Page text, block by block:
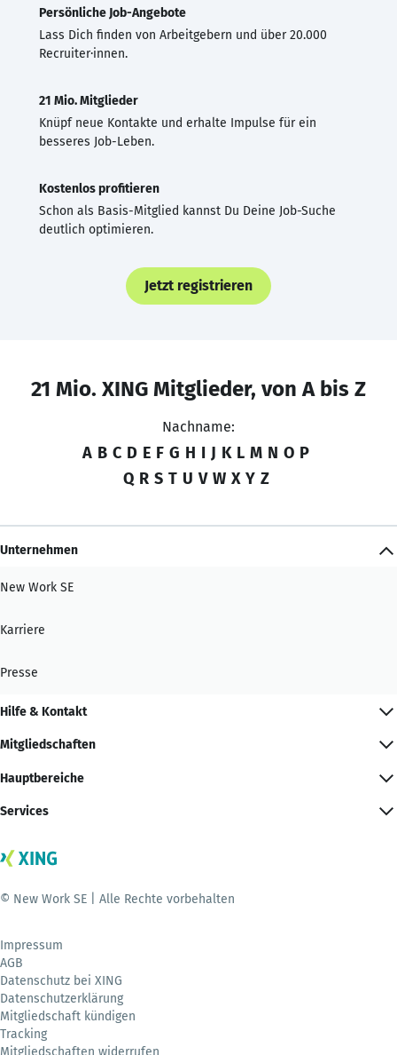
Persönliche Job-Angebote
Lass Dich finden von Arbeitgebern und über 20.000
Recruiter·innen.
21 Mio. Mitglieder
Knüpf neue Kontakte und erhalte Impulse für ein
besseres Job-Leben.
Kostenlos profitieren
Schon als Basis-Mitglied kannst Du Deine Job-Suche
deutlich optimieren.
Jetzt registrieren
21 Mio. XING Mitglieder, von A bis Z
Nachname:
A B C D E F G H I J K L M N O P
Q R S T U V W X Y Z
Unternehmen
New Work SE
Karriere
Presse
Hilfe & Kontakt
Mitgliedschaften
Hauptbereiche
Services
© New Work SE | Alle Rechte vorbehalten
Impressum
AGB
Datenschutz bei XING
Datenschutzerklärung
Mitgliedschaft kündigen
Tracking
Mitgliedschaften widerrufen